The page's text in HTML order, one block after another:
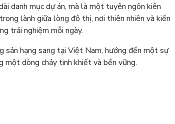
danh mục dự án, mà là một tuyên ngôn kiên
lành giữa lòng đô thị, nơi thiên nhiên và kiến
trải nghiệm mỗi ngày.
sản hạng sang tại Việt Nam, hướng đến một sự
một dòng chảy tinh khiết và bền vững.